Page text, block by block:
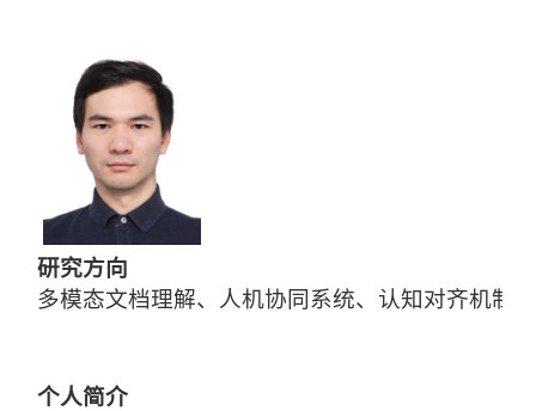
研究方向
多模态文档理解、人机协同系统、认知对齐机制
个人简介